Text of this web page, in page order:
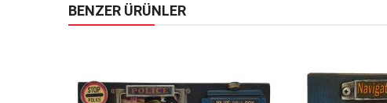
BENZER ÜRÜNLER